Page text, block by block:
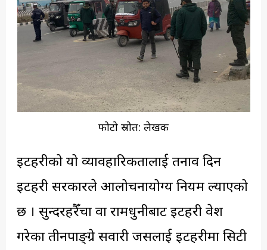
फोटो स्रोत: लेखक
इटहरीको यो व्यावहारिकतालाई तनाव दिन
इटहरी सरकारले आलोचनायोग्य नियम ल्याएको
छ । सुन्दरहरैँचा वा रामधुनीबाट इटहरी प्रवेश
गरेका तीनपाङ्ग्रे सवारी जसलाई इटहरीमा सिटी